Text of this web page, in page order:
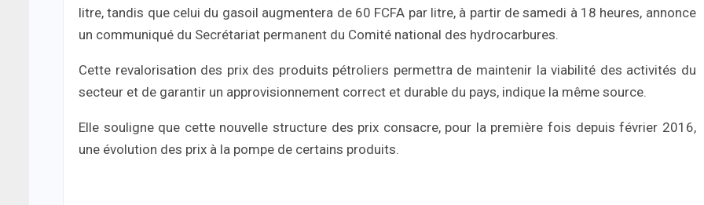
litre, tandis que celui du gasoil augmentera de 60 FCFA par litre, à partir de samedi à 18 heures, annonce
un communiqué du Secrétariat permanent du Comité national des hydrocarbures.
Cette revalorisation des prix des produits pétroliers permettra de maintenir la viabilité des activités du
secteur et de garantir un approvisionnement correct et durable du pays, indique la même source.
Elle souligne que cette nouvelle structure des prix consacre, pour la première fois depuis février 2016,
une évolution des prix à la pompe de certains produits.